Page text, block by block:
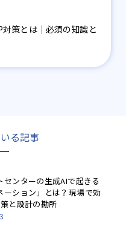
対策とは│必須の知識と
る記事
センターの生成AIで起きる
ーション」とは？現場で効
と設計の勘所